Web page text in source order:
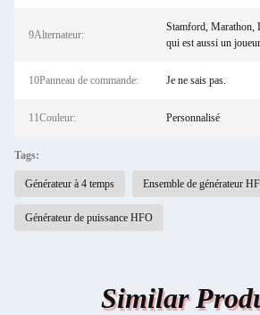
9Alternateur:
Stamford, Marathon,
qui est aussi un
10Panneau de commande: Je ne sais pas.
11Couleur: Personnalisé
Tags:
Générateur à 4 temps Ensemble de générateur
Générateur de puissance HFO
Similar